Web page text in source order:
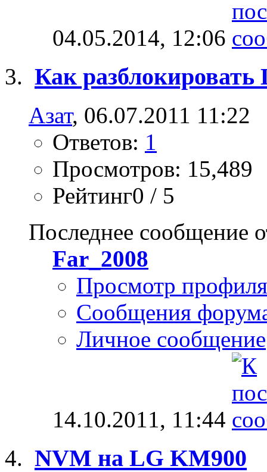
04.05.2014, 12:06
Как разблокировать
Азат, 06.07.2011 11:22
Ответов: 1
Просмотров: 15,489
Рейтинг0 / 5
Последнее сообщение
Far_2008
Просмотр профиля
Сообщения
Личное сообщение
14.10.2011, 11:44
NVM на LG KM900